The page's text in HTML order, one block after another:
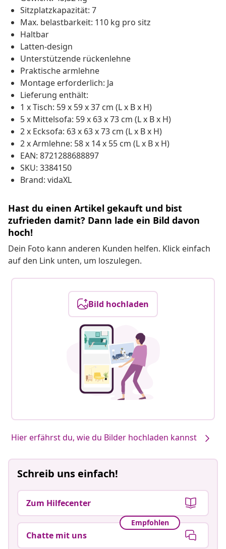
Sitzplatzkapazität: 7
Max. belastbarkeit: 110 kg pro sitz
Haltbar
Latten-design
Unterstützende rückenlehne
Praktische armlehne
Montage erforderlich: Ja
Lieferung enthält:
1 x Tisch: 59 x 59 x 37 cm (L x B x H)
5 x Mittelsofa: 59 x 63 x 73 cm (L x B x H)
2 x Ecksofa: 63 x 63 x 73 cm (L x B x H)
2 x Armlehne: 58 x 14 x 55 cm (L x B x H)
EAN: 8721288688897
SKU: 3384150
Brand: vidaXL
Hast du einen Artikel gekauft und bist
zufrieden damit? Dann lade ein Bild davon
hoch!
Dein Foto kann anderen Kunden helfen. Klick einfach
auf den Link unten, um loszulegen.
Bild hochladen
Hier erfährst du, wie du Bilder hochladen kannst
Schreib uns einfach!
Zum Hilfecenter
Empfohlen
Chatte mit uns